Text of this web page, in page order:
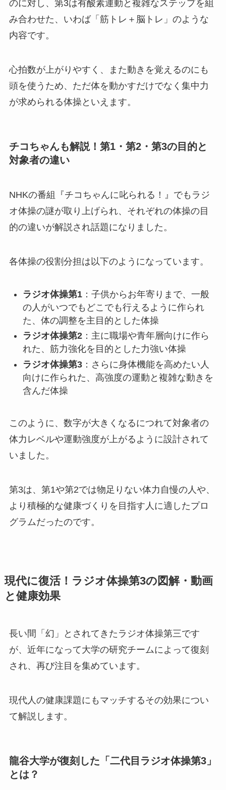
のに対し、第3は有酸素運動と複雑なステップを組
み合わせた、いわば「筋トレ＋脳トレ」のような
内容です。
心拍数が上がりやすく、また動きを覚えるのにも
頭を使うため、ただ体を動かすだけでなく集中力
が求められる体操といえます。
チコちゃんも解説！第1・第2・第3の目的と
対象者の違い
NHKの番組『チコちゃんに叱られる！』でもラジ
オ体操の謎が取り上げられ、それぞれの体操の目
的の違いが解説され話題になりました。
各体操の役割分担は以下のようになっています。
ラジオ体操第1：子供からお年寄りまで、一般
の人がいつでもどこでも行えるように作られ
た、体の調整を主目的とした体操
ラジオ体操第2：主に職場や青年層向けに作ら
れた、筋力強化を目的とした力強い体操
ラジオ体操第3：さらに身体機能を高めたい人
向けに作られた、高強度の運動と複雑な動きを
含んだ体操
このように、数字が大きくなるにつれて対象者の
体力レベルや運動強度が上がるように設計されて
いました。
第3は、第1や第2では物足りない体力自慢の人や、
より積極的な健康づくりを目指す人に適したプロ
グラムだったのです。
現代に復活！ラジオ体操第3の図解・動画
と健康効果
長い間「幻」とされてきたラジオ体操第三です
が、近年になって大学の研究チームによって復刻
され、再び注目を集めています。
現代人の健康課題にもマッチするその効果につい
て解説します。
龍谷大学が復刻した「二代目ラジオ体操第3」
とは？